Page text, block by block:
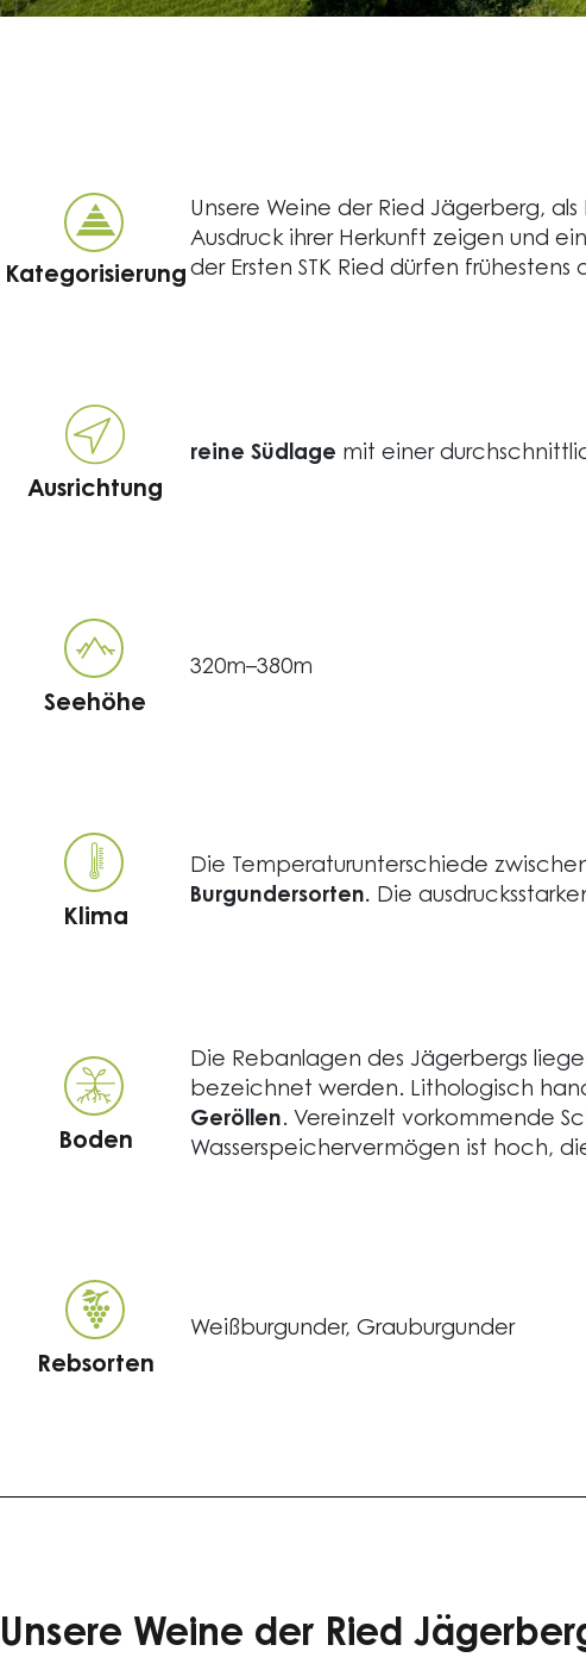
Kategorisierung
Unsere Weine der Ried Jägerberg, als
Ausdruck ihrer Herkunft zeigen und
der Ersten STK Ried dürfen
Ausrichtung
reine Südlage mit einer
Seehöhe
320m–380m
Klima
Die Temperaturunterschiede
Burgundersorten. Die
Boden
Die Rebanlagen des Jägerbergs
bezeichnet werden. Lithologisch
Geröllen. Vereinzelt vorkommende
Wasserspeichervermögen ist hoch,
Rebsorten
Weißburgunder, Grauburgunder
Unsere Weine der Ried